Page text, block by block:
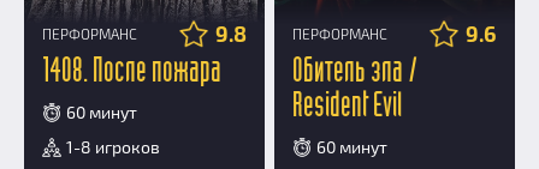
ПЕРФОРМАНС 9.8
1408. После пожара
60 минут
1-8 игроков
ПЕРФОРМАНС 9.6
Обитель зла /
Resident Evil
60 минут